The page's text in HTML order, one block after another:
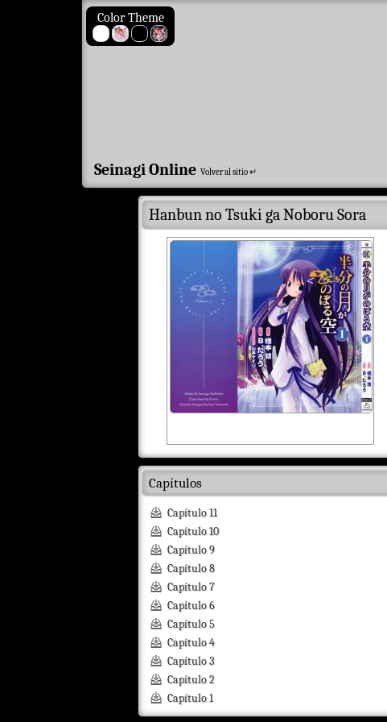
Color Theme
Seinagi Online Volver al sitio ↵
Hanbun no Tsuki ga Noboru Sora
Capítulos
Capítulo 11
Capítulo 10
Capítulo 9
Capítulo 8
Capítulo 7
Capítulo 6
Capítulo 5
Capítulo 4
Capítulo 3
Capítulo 2
Capítulo 1